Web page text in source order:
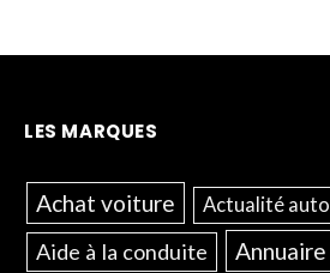
LES MARQUES
Achat voiture Actualité auto
Aide à la conduite Annuaire